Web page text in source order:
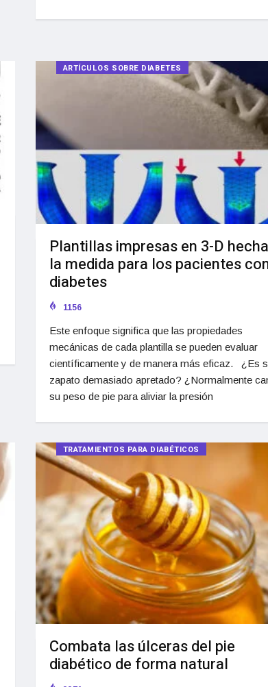
ARTÍCULOS SOBRE DIABETES
Plantillas impresas en 3-D
la medida para los pacientes
diabetes
1156
Este enfoque significa que las propiedades
mecánicas de cada plantilla se pueden evaluar
científicamente y de manera más eficaz. ¿Es
zapato demasiado apretado? ¿Normalmente
su peso de pie para aliviar la presión
TRATAMIENTOS PARA DIABÉTICOS
Combata las úlceras del pie
diabético de forma natural